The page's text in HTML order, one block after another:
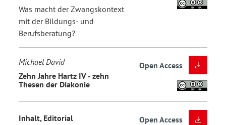
Was macht der Zwangskontext
mit der Bildungs- und
Berufsberatung?
Michael David
Zehn Jahre Hartz IV - zehn
Thesen der Diakonie
Open Access
Inhalt, Editorial Open Access